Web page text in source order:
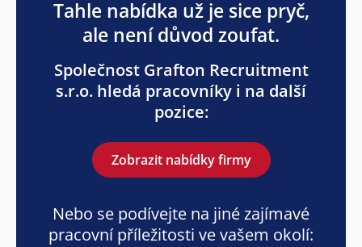
Tahle nabídka už je sice pryč,
ale není důvod zoufat.
Společnost Grafton Recruitment
s.r.o. hledá pracovníky i na další
pozice:
Zobrazit nabídky firmy
Nebo se podívejte na jiné zajímavé
pracovní příležitosti ve vašem okolí: